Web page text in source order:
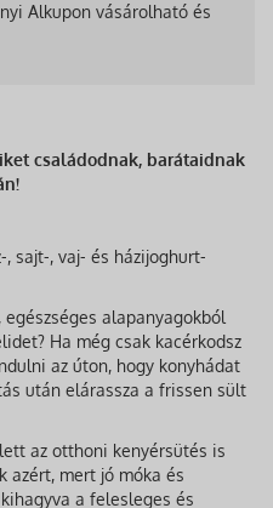
Alkupon vásárolható és
családodnak, barátaidnak
, sajt-, vaj- és házijoghurt-
alapanyagokból
Ha még csak kacérkodsz
az úton, hogy konyhádat
után elárassza a frissen sült
az otthoni kenyérsütés is
azért, mert jó móka és
a felesleges és